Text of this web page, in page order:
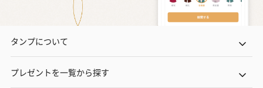
タンプについて
プレゼントを一覧から探す